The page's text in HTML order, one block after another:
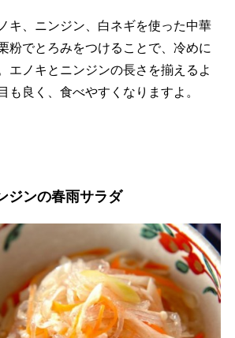
キ、ニンジン、白ネギを使った中華
粉でとろみをつけることで、冷めに
エノキとニンジンの長さを揃えるよ
も良く、食べやすくなりますよ。
ジンの春雨サラダ